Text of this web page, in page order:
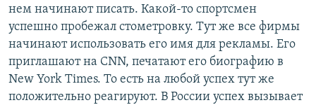
нем начинают писать. Какой-то спортсмен
успешно пробежал стометровку. Тут же все фирмы
начинают использовать его имя для рекламы. Его
приглашают на CNN, печатают его биографию в
New York Times. То есть на любой успех тут же
положительно реагируют. В России успех вызывает